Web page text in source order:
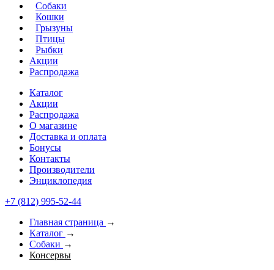
Собаки
Кошки
Грызуны
Птицы
Рыбки
Акции
Распродажа
Каталог
Акции
Распродажа
О магазине
Доставка и оплата
Бонусы
Контакты
Производители
Энциклопедия
+7 (812) 995-52-44
Главная страница →
Каталог →
Собаки →
Консервы